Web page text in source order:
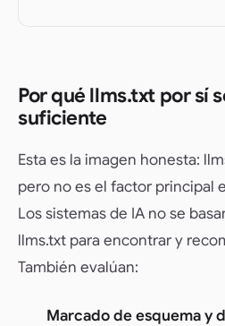
Por qué llms.txt por sí
suficiente
Esta es la imagen honesta:
pero no es el factor principal
Los sistemas de IA no se
llms.txt para encontrar y
También evalúan:
Marcado de esquema y